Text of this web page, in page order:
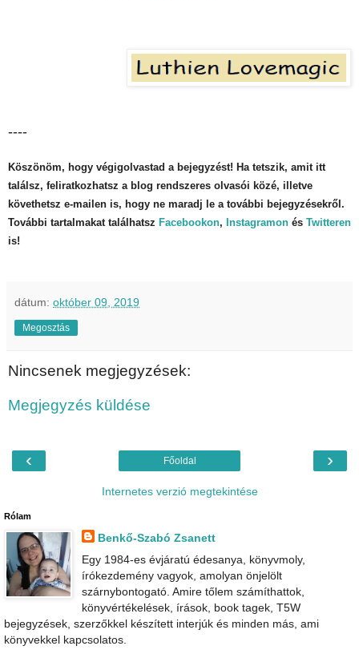
----
Köszönöm, hogy végigolvastad a bejegyzést! Ha tetszik, amit itt
találsz, feliratkozhatsz a blog rendszeres olvasói közé, illetve
követhetsz e-mailen is, hogy ne maradj le a további bejegyzésekről.
További tartalmakat találhatsz Facebookon, Instagramon és Twitteren
is!
dátum: október 09, 2019
Megosztás
Nincsenek megjegyzések:
Megjegyzés küldése
‹ ›
Főoldal
Internetes verzió megtekintése
Rólam
Benkő-Szabó Zsanett
Egy 1984-es évjáratú édesanya, könyvmoly,
írókezdemény vagyok, amolyan önjelölt
szárnybontogató. Amire tőlem számíthattok,
könyvértékelések, írások, book tagek, T5W
bejegyzések, szerzőkkel készített interjúk és minden más, ami
könyvekkel kapcsolatos.